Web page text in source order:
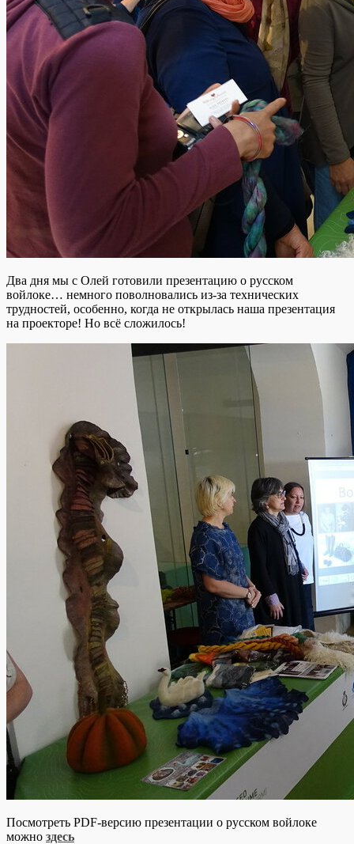
Два дня мы с Олей готовили презентацию о русском
войлоке… немного поволновались из-за технических
трудностей, особенно, когда не открылась наша презентация
на проекторе! Но всё сложилось!
Посмотреть PDF-версию презентации о русском войлоке
можно здесь